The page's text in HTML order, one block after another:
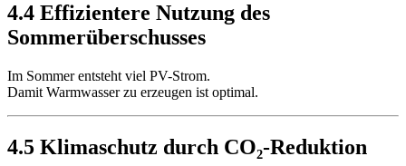
4.4 Effizientere Nutzung des
Sommerüberschusses
Im Sommer entsteht viel PV-Strom.
Damit Warmwasser zu erzeugen ist optimal.
4.5 Klimaschutz durch CO₂-Reduktion